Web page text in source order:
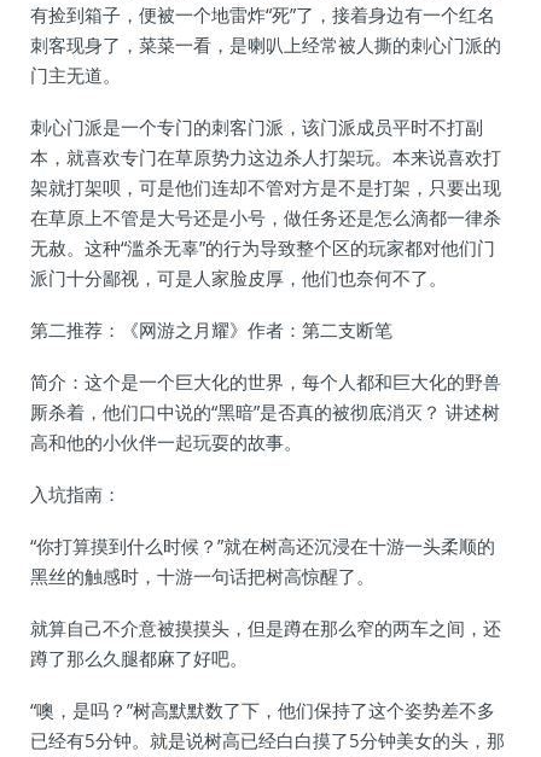
有捡到箱子，便被一个地雷炸“死”了，接着身边有一个红名
刺客现身了，菜菜一看，是喇叭上经常被人撕的刺心门派的
门主无道。
刺心门派是一个专门的刺客门派，该门派成员平时不打副
本，就喜欢专门在草原势力这边杀人打架玩。本来说喜欢打
架就打架呗，可是他们连却不管对方是不是打架，只要出现
在草原上不管是大号还是小号，做任务还是怎么滴都一律杀
无赦。这种“滥杀无辜”的行为导致整个区的玩家都对他们门
派门十分鄙视，可是人家脸皮厚，他们也奈何不了。
第二推荐：《网游之月耀》作者：第二支断笔
简介：这个是一个巨大化的世界，每个人都和巨大化的野兽
厮杀着，他们口中说的“黑暗”是否真的被彻底消灭？ 讲述树
高和他的小伙伴一起玩耍的故事。
入坑指南：
“你打算摸到什么时候？”就在树高还沉浸在十游一头柔顺的
黑丝的触感时，十游一句话把树高惊醒了。
就算自己不介意被摸摸头，但是蹲在那么窄的两车之间，还
蹲了那么久腿都麻了好吧。
“噢，是吗？”树高默默数了下，他们保持了这个姿势差不多
已经有5分钟。就是说树高已经白白摸了5分钟美女的头，那